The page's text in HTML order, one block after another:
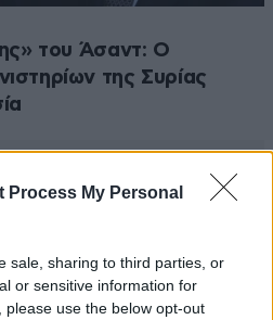
Process My Personal
sale, sharing to third parties, or
or sensitive information for
use the below opt-out
του Άσαντ: Ο
της Συρίας